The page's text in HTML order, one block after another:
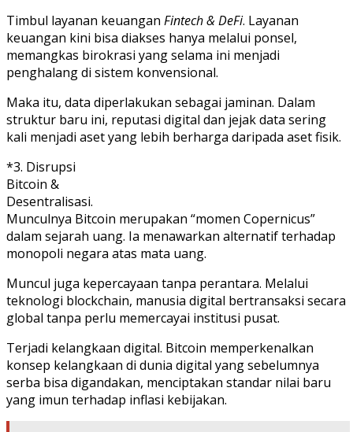
Timbul layanan keuangan Fintech & DeFi. Layanan
keuangan kini bisa diakses hanya melalui ponsel,
memangkas birokrasi yang selama ini menjadi
penghalang di sistem konvensional.
Maka itu, data diperlakukan sebagai jaminan. Dalam
struktur baru ini, reputasi digital dan jejak data sering
kali menjadi aset yang lebih berharga daripada aset fisik.
*3. Disrupsi
Bitcoin &
Desentralisasi.
Munculnya Bitcoin merupakan “momen Copernicus”
dalam sejarah uang. Ia menawarkan alternatif terhadap
monopoli negara atas mata uang.
Muncul juga kepercayaan tanpa perantara. Melalui
teknologi blockchain, manusia digital bertransaksi secara
global tanpa perlu memercayai institusi pusat.
Terjadi kelangkaan digital. Bitcoin memperkenalkan
konsep kelangkaan di dunia digital yang sebelumnya
serba bisa digandakan, menciptakan standar nilai baru
yang imun terhadap inflasi kebijakan.